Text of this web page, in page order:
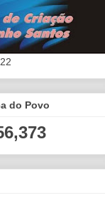
do Povo